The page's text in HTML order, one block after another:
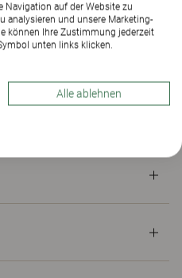
Navigation auf der Website zu
analysieren und unsere Marketing-
können Ihre Zustimmung jederzeit
unten links klicken.
Alle ablehnen